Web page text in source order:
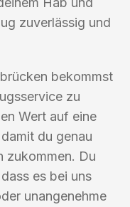
zuverlässig und
bekommst
zu
Wert auf eine
du genau
zukommen. Du
es bei uns
unangenehme